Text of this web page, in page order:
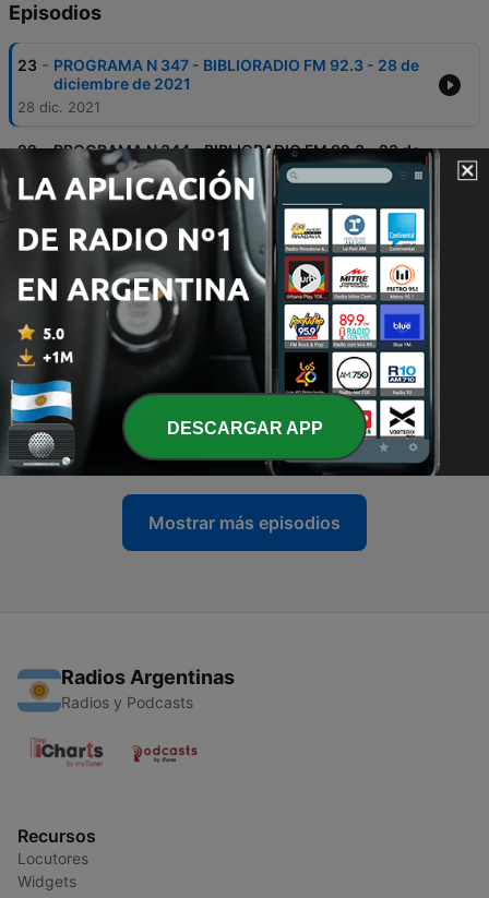
Episodios
23 - PROGRAMA N 347 - BIBLIORADIO FM 92.3 - 28 de
diciembre de 2021
28 dic. 2021
22 - PROGRAMA N 344 - BIBLIORADIO FM 92.3 - 23 de
diciembre de 2021
28 dic. 2021
21 - PROGRAMA N 346 - BIBLIORADIO FM 92.3 - 27 de
diciembre de 2021
28 dic. 2021
20
PROGRAMA N 345 - BIBLIORADIO FM 92.3 - 24 de
diciembre de 2021
28 dic. 2021
19 - PROGRAMA N 343 - BIBLIORADIO FM 92.3 - 22 de
diciembre de 2021
28 dic. 2021
Mostrar más episodios
Radios Argentinas
Radios y Podcasts
Recursos
Locutores
Widgets
DESCARGAR APP